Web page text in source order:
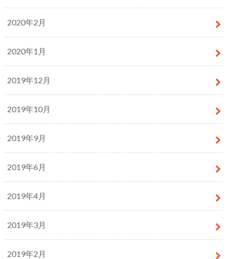
2020年2月
2020年1月
2019年12月
2019年10月
2019年9月
2019年6月
2019年4月
2019年3月
2019年2月